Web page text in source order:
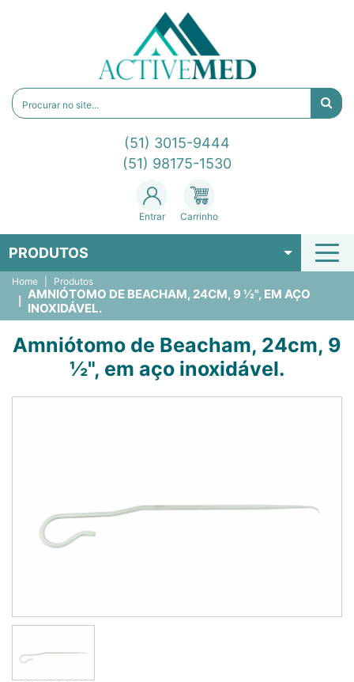
(51) 3015-9444
(51) 98175-1530
Entrar Carrinho
PRODUTOS
Home Produtos
AMNIÓTOMO DE BEACHAM, 24CM, 9 ½", EM AÇO
INOXIDÁVEL.
Amniótomo de Beacham, 24cm, 9
½", em aço inoxidável.